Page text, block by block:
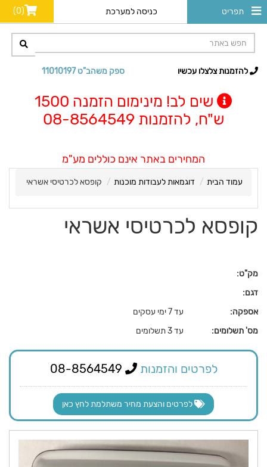
תפריט כניסה למערכת (0)
ספק משהב"ט 11010197 להזמנות צלצלו עכשיו
שים לב! מינימום הזמנה 1500
ש"ח, להזמנות 08-8564549
המחירים באתר אינם כוללים מע"מ
עמוד הבית דוגמאות לעבודות מוכנות קופסא לכרטיסי אשראי
קופסא לכרטיסי אשראי
מק"ט:
דגם:
אספקה:
עד 7 ימי עסקים
מס' תשלומים:
עד 3 תשלומים
לפרטים והזמנות
לפרטים והצעת מחיר משתלמת לחץ כאן